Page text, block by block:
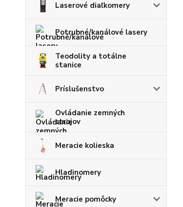
Laserové diaľkomery
Potrubné/kanálové lasery
Teodolity a totálne
stanice
Príslušenstvo
Ovládanie zemných
strojov
Meracie kolieska
Hladinomery
Meracie pomôcky